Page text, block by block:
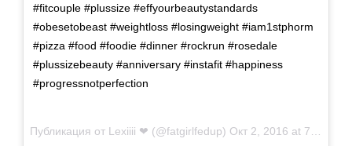
#fitcouple #plussize #effyourbeautystandards
#obesetobeast #weightloss #losingweight #iam1stphorm
#pizza #food #foodie #dinner #rockrun #rosedale
#plussizebeauty #anniversary #instafit #happiness
#progressnotperfection
Публикация от Lexiiii ❤ (@fatgirlfedup) Окт 2, 2016 at 7:22 PDT